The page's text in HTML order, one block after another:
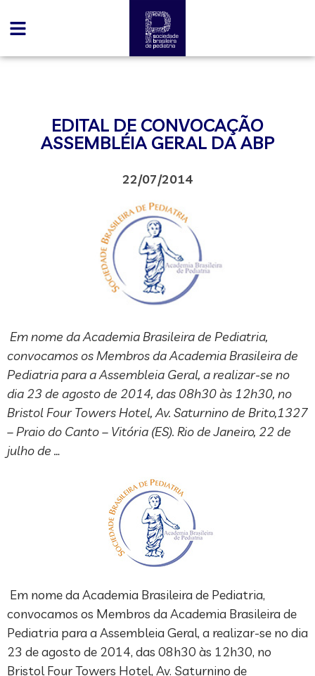
EDITAL DE CONVOCAÇÃO
ASSEMBLÉIA GERAL DA ABP
22/07/2014
Em nome da Academia Brasileira de Pediatria,
convocamos os Membros da Academia Brasileira de
Pediatria para a Assembleia Geral, a realizar-se no
dia 23 de agosto de 2014, das 08h30 às 12h30, no
Bristol Four Towers Hotel, Av. Saturnino de Brito,1327
– Praio do Canto – Vitória (ES). Rio de Janeiro, 22 de
julho de …
Em nome da Academia Brasileira de Pediatria,
convocamos os Membros da Academia Brasileira de
Pediatria para a Assembleia Geral, a realizar-se no dia
23 de agosto de 2014, das 08h30 às 12h30, no
Bristol Four Towers Hotel, Av. Saturnino de